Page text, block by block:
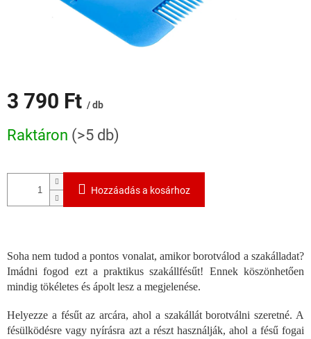
3 790 Ft / db
Raktáron (>5 db)
Hozzáadás a kosárhoz
Soha nem tudod a pontos vonalat, amikor borotválod a szakálladat?
Imádni fogod ezt a praktikus szakállfésűt! Ennek köszönhetően
mindig tökéletes és ápolt lesz a megjelenése.
Helyezze a fésűt az arcára, ahol a szakállát borotválni szeretné. A
fésülködésre vagy nyírásra azt a részt használják, ahol a fésű fogai